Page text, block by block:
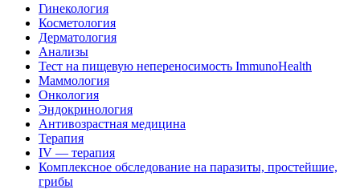
Гинекология
Косметология
Дерматология
Анализы
Тест на пищевую непереносимость ImmunoHealth
Маммология
Онкология
Эндокринология
Антивозрастная медицина
Терапия
IV — терапия
Комплексное обследование на паразиты, простейшие,
грибы